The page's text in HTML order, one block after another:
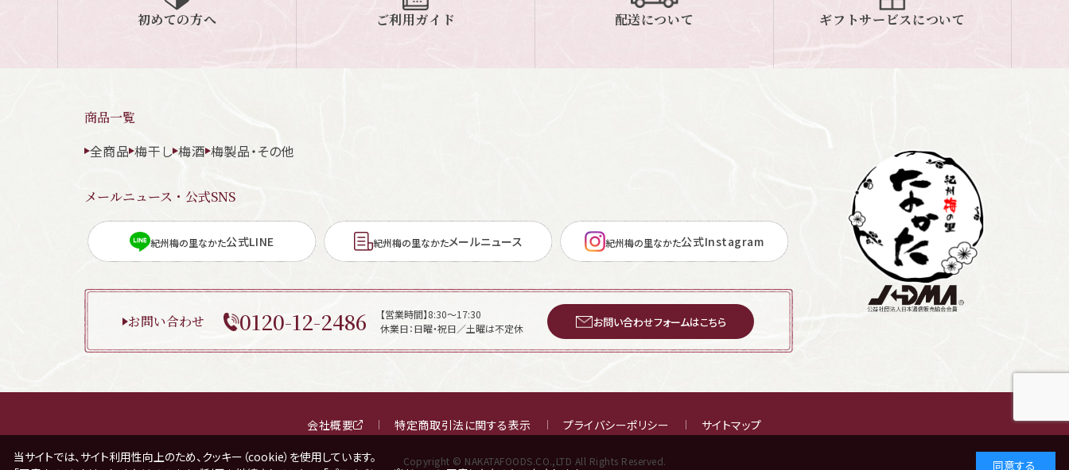
初めての方へ ご利用ガイド 配送について ギフトサービスについて
商品一覧
全商品 梅干し 梅酒 梅製品・その他
メールニュース・公式SNS
紀州梅の里なかた公式LINE 紀州梅の里なかたメールニュース 紀州梅の里なかた公式Instagram
お問い合わせ 0120-12-2486
【営業時間】8:30～17:30
休業日：日曜・祝日／土曜は不定休
お問い合わせフォームはこちら
会社概要 特定商取引法に関する表示 プライバシーポリシー サイトマップ
Copyright © NAKATAFOODS.CO.,LTD All Rights Reserved.
当サイトでは、サイト利用性向上のため、クッキー（cookie）を使用しています。
同意する